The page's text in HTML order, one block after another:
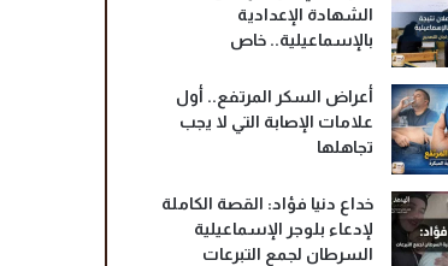
الشهادة الإعدادية
بالإسماعيلية.. خاص
أعراض السكر المرتفع.. أول
علامات الإصابة التي لا يجب
تجاهلها
خداع دنيا فؤاد: القصة الكاملة
لإدعاء بلوجر الإسماعيلية
السرطان لجمع التبرعات